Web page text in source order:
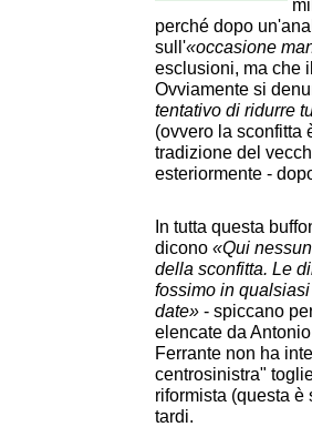
perché dopo
sull'«occasione
esclusioni, ma che
Ovviamente si
tentativo di ridurre
(ovvero la sconfitta
tradizione del
esteriormente -
In tutta questa
dicono «Qui
della sconfitta. Le
fossimo in
date» - spiccano
elencate da
Ferrante non ha
centrosinistra"
riformista (questa è
tardi.